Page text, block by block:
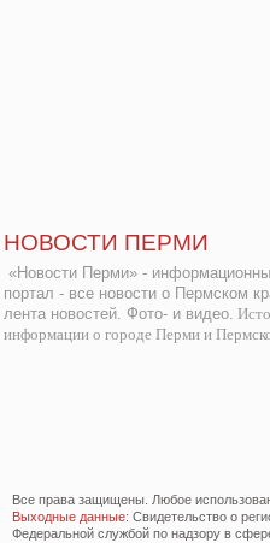
НОВОСТИ ПЕРМИ
«Новости Перми» -
портал - все новости о Пермском
лента новостей. Фото- и видео.
информации о городе Перми и
Все права защищены. Любое
Выходные данные: Свидетельство о
Федеральной службой по надзору в